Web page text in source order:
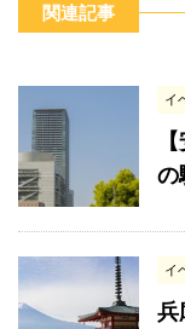
関連記事
イ
の
イ
兵